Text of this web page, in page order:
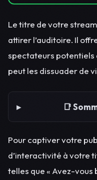
Le titre de votre
attirer l’auditoire. Il
spectateurs potentiels
peut les dissuader de
📑
Pour captiver votre
d’interactivité à votre
telles que « Avez-vous